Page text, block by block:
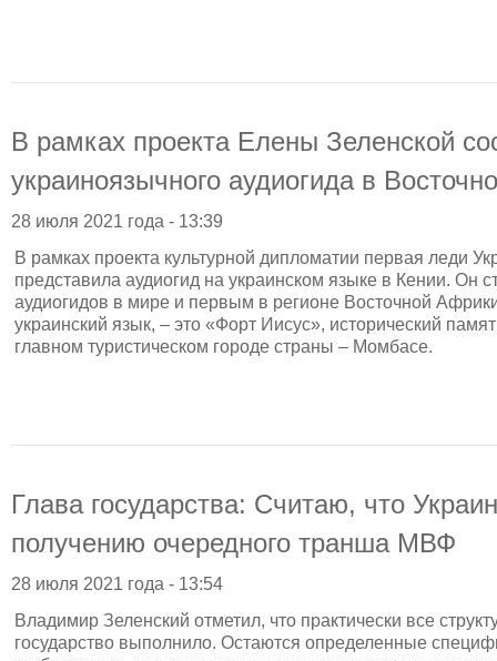
В рамках проекта Елены Зеленской
украиноязычного аудиогида в
28 июля 2021 года - 13:39
В рамках проекта культурной дипломатии первая леди
представила аудиогид на украинском языке в Кении. Он
аудиогидов в мире и первым в регионе Восточной
украинский язык, – это «Форт Иисус», исторический
главном туристическом городе страны – Момбасе.
Глава государства: Считаю, что
получению очередного транша МВФ
28 июля 2021 года - 13:54
Владимир Зеленский отметил, что практически все
государство выполнило. Остаются определенные